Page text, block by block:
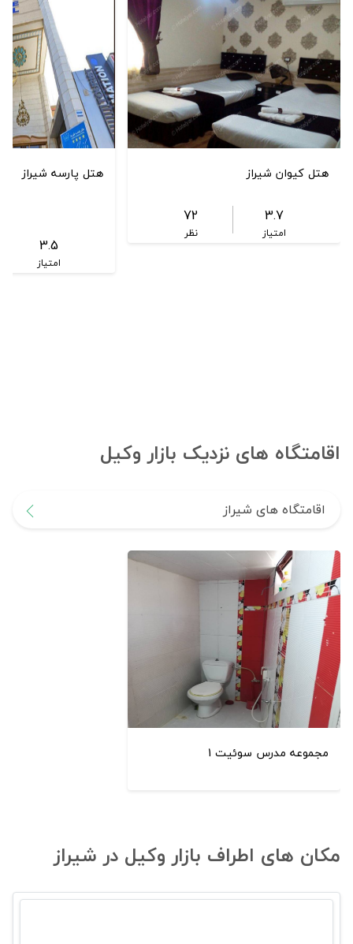
هتل کیوان شیراز
3.7
امتیاز
72
نظر
هتل پارسه شیراز
3.5
امتیاز
اقامتگاه های نزدیک بازار وکیل
اقامتگاه های شیراز
مجموعه مدرس سوئیت 1
مکان های اطراف بازار وکیل در شیراز